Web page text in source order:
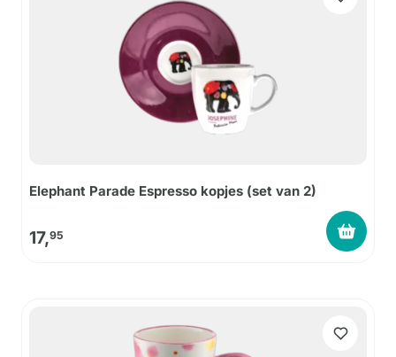
Elephant Parade Espresso kopjes (set van 2)
17,95